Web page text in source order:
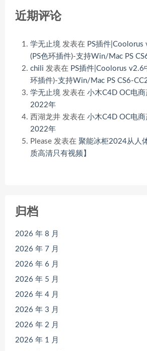
近期评论
学无止境 发表在 PS插件
(PS色环插件)-支持Win/Mac PS
chili 发表在 PS插件|Coolorus v2.6
环插件)-支持Win/Mac PS CS6-
学无止境 发表在 小木C4D OC电
2022年
西湖龙井 发表在 小木C4D OC电
2022年
Please 发表在 聚能冰柜2024从人
质高清只有视频】
归档
2026 年 8 月
2026 年 7 月
2026 年 6 月
2026 年 5 月
2026 年 4 月
2026 年 3 月
2026 年 2 月
2026 年 1 月